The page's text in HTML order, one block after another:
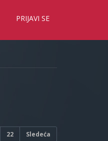
PRIJAVI SE
22 Sledeća